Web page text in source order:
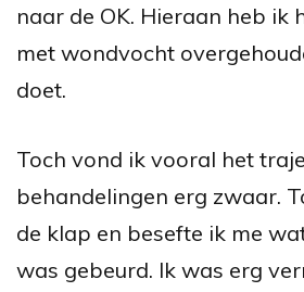
naar de OK. Hieraan heb ik
met wondvocht
doet.
Toch vond ik vooral het
behandelingen erg zwaar.
de klap en besefte ik me
was gebeurd. Ik was erg